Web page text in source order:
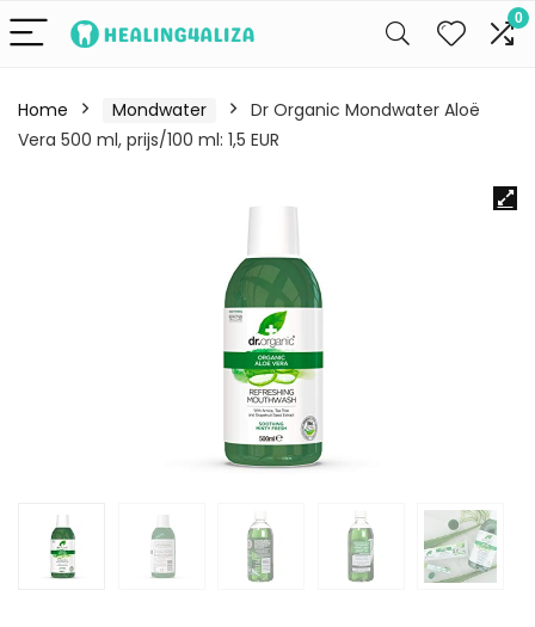
0
Home Mondwater
Dr Organic Mondwater Aloë
Vera 500 ml, prijs/100 ml: 1,5 EUR